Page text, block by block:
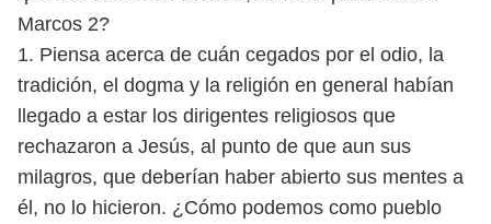
Marcos 2?
1. Piensa acerca de cuán cegados por el odio, la
tradición, el dogma y la religión en general habían
llegado a estar los dirigentes religiosos que
rechazaron a Jesús, al punto de que aun sus
milagros, que deberían haber abierto sus mentes a
él, no lo hicieron. ¿Cómo podemos como pueblo